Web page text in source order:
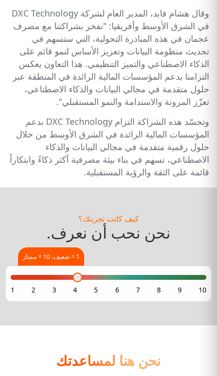
في الشرق الأوسط وأفريقيا: "نفخر بشراكتنا مع مصرف
عجمان في هذه المبادرة التحولية، التي ستسهم في
تحديث منظومة البيانات وتعزيز الأساس لنمو قائم على
الذكاء الاصطناعي والتميز التنظيمي. هذا التعاون يعكس
التزامنا بدعم المؤسسات المالية الرائدة في المنطقة عبر
حلول متقدمة في مجالي البيانات والذكاء الاصطناعي،
تعزّز المرونة والاستدامة والنمو المستقبلي".
وتجسّد هذه الشراكة التزام DXC Technology بدعم
المؤسسات المالية الرائدة في الشرق الأوسط من خلال
حلول رقمية متقدمة في مجالي البيانات والذكاء
الاصطناعي، تسهم في بناء بيئة مصرفية أكثر ذكاءً وابتكاراً
قائمة على الثقة والرؤية المستقبلية.
كيف كانت تجربتك؟
نحن نحب أن نعرف.
1 = ضعيف، 10 = ممتاز
نحن هنا لمساعدتك